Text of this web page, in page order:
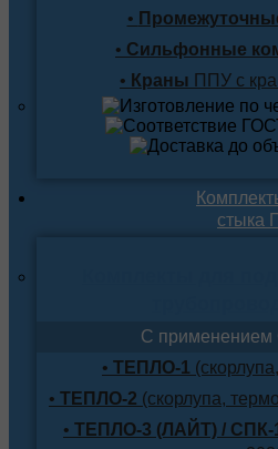
•
• Сильфонные
• Краны ППУ с
стыка
С
• ТЕПЛО-1
• ТЕПЛО-2 (скорлупа,
• ТЕПЛО-3 (ЛАЙТ) / СПК-